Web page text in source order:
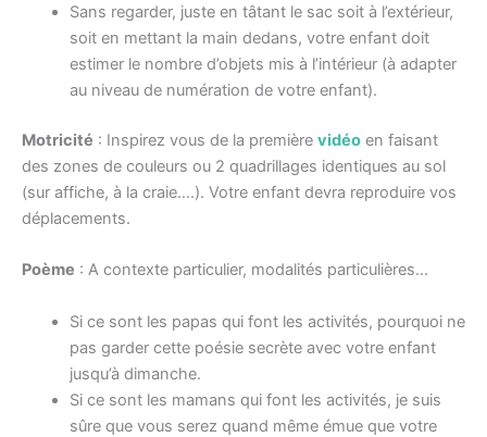
Sans regarder, juste en tâtant le sac soit à l’extérieur,
soit en mettant la main dedans, votre enfant doit
estimer le nombre d’objets mis à l’intérieur (à adapter
au niveau de numération de votre enfant).
Motricité : Inspirez vous de la première vidéo en faisant
des zones de couleurs ou 2 quadrillages identiques au sol
(sur affiche, à la craie….). Votre enfant devra reproduire vos
déplacements.
Poème : A contexte particulier, modalités particulières…
Si ce sont les papas qui font les activités, pourquoi ne
pas garder cette poésie secrète avec votre enfant
jusqu’à dimanche.
Si ce sont les mamans qui font les activités, je suis
sûre que vous serez quand même émue que votre